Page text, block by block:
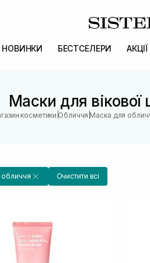
НОВИНКИ БЕСТСЕЛЕРИ
Маски для вікової
косметики |Обличчя |Маска для
обличчя Очистити всі